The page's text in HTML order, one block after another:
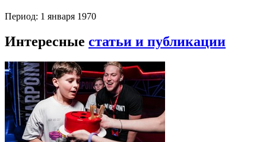
Период: 1 января 1970
Интересные статьи и публикации